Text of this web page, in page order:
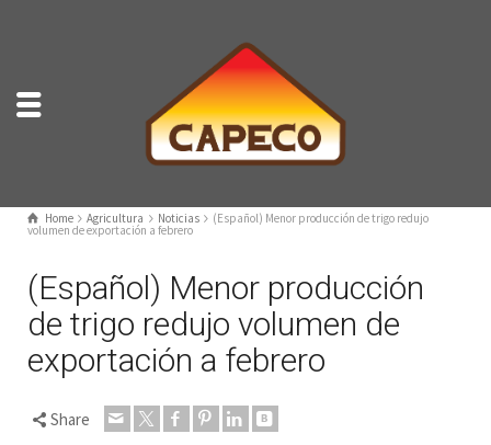
Home Agricultura Noticias (Español) Menor producción de trigo redujo
volumen de exportación a febrero
(Español) Menor producción
de trigo redujo volumen de
exportación a febrero
Share